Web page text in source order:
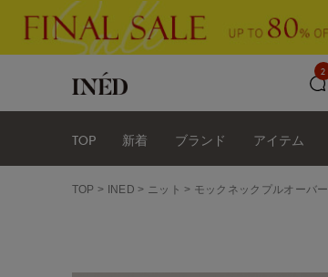
2
TOP 新着 ブランド アイテム
TOP INED ニット モックネックプルオーバー